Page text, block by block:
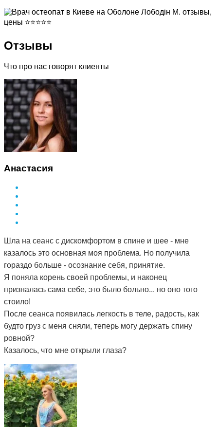
Отзывы
Что про нас говорят клиенты
Анастасия
Шла на сеанс с дискомфортом в спине и шее - мне
казалось это основная моя проблема. Но получила
гораздо больше - осознание себя, принятие.
Я поняла корень своей проблемы, и наконец
призналась сама себе, это было больно... но оно того
стоило!
После сеанса появилась легкость в теле, радость, как
будто груз с меня сняли, теперь могу держать спину
ровной?
Казалось, что мне открыли глаза?